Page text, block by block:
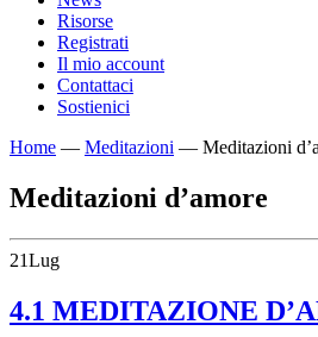
Risorse
Registrati
Il mio account
Contattaci
Sostienici
Home — Meditazioni — Meditazioni
Meditazioni d’amore
21Lug
4.1 MEDITAZIONE